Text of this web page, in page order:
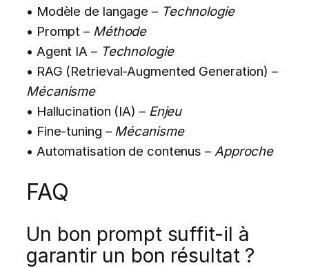
• Modèle de langage – Technologie
• Prompt – Méthode
• Agent IA – Technologie
• RAG (Retrieval-Augmented Generation) –
Mécanisme
• Hallucination (IA) – Enjeu
• Fine-tuning – Mécanisme
• Automatisation de contenus – Approche
FAQ
Un bon prompt suffit-il à
garantir un bon résultat ?